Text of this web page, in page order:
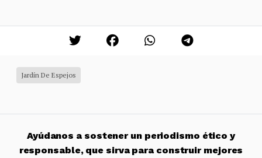
Jardín De Espejos
Ayúdanos a sostener un periodismo ético y
responsable, que sirva para construir mejores